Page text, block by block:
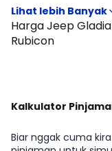
dengan gambaran
Gladiator Rubicon.
tahu positioning
membandingkan
Harga Jeep
Rubicon
Kalkulator
Biar nggak cuma